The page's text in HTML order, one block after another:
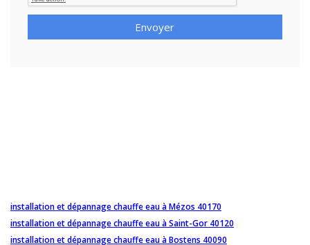
Envoyer
installation et dépannage chauffe eau à Mézos 40170
installation et dépannage chauffe eau à Saint-Gor 40120
installation et dépannage chauffe eau à Bostens 40090